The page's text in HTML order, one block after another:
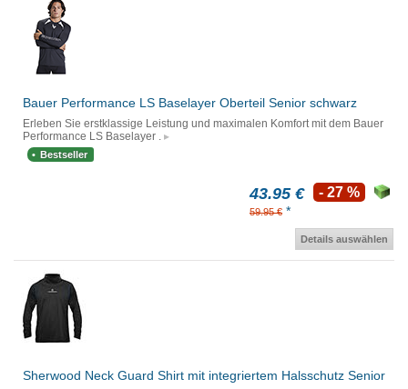
Bauer Performance LS Baselayer Oberteil Senior schwarz
Erleben Sie erstklassige Leistung und maximalen Komfort mit dem Bauer
Performance LS Baselayer .
Bestseller
43.95 €
59.95 € *
- 27 %
Details auswählen
Sherwood Neck Guard Shirt mit integriertem Halsschutz Senior